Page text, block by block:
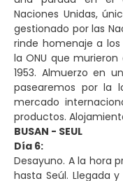
Naciones Unidas,
gestionado por las
rinde homenaje a
la ONU que
1953. Almuerzo en
pasearemos por la
mercado
productos.
BUSAN - SEUL
Día 6:
Desayuno. A la hora
hasta Seúl. Llegada